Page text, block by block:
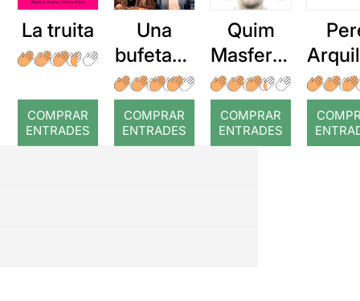
La truita
COMPRAR
ENTRADES
Una
bufetada
a temps
COMPRAR
ENTRADES
Quim
Masferre
r: Temps
COMPRAR
ENTRADES
: